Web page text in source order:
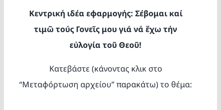
Κεντρική ιδέα εφαρμογής: Σέβομαι καί
τιμῶ τούς Γονεῖς μουγιά νά ἔχω τήν
εὐλογία τοῦ Θεοῦ!
Κατεβάστε (κάνοντας κλικ στο
“Μεταφόρτωση αρχείου” παρακάτω) το θέμα: